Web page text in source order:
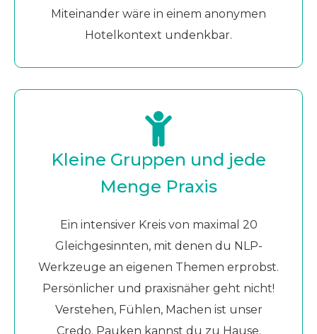
Miteinander wäre in einem anonymen
Hotelkontext undenkbar.
Kleine Gruppen und jede
Menge Praxis
Ein intensiver Kreis von maximal 20
Gleichgesinnten, mit denen du NLP-
Werkzeuge an eigenen Themen erprobst.
Persönlicher und praxisnäher geht nicht!
Verstehen, Fühlen, Machen ist unser
Credo. Pauken kannst du zu Hause.